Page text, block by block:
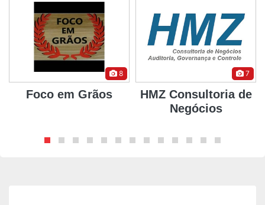
8
Foco em Grãos
7
HMZ Consultoria de
Negócios